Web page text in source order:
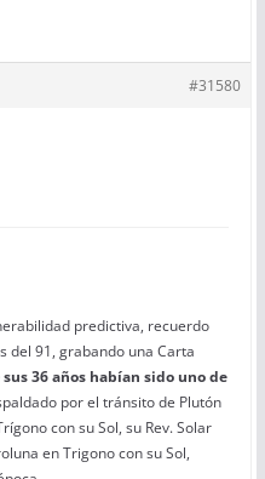
#31580
predictiva, recuerdo
del 91, grabando una Carta
36 años habían sido uno de
por el tránsito de Plutón
con su Sol, su Rev. Solar
en Trigono con su Sol,